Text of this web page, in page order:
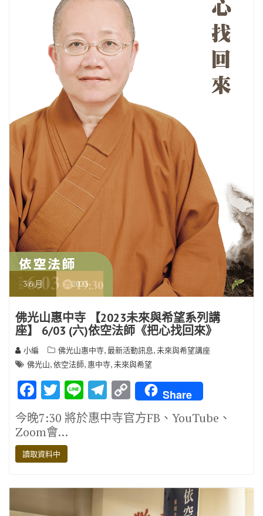
36 月 2023
佛光山惠中寺 【2023未來與希望系列講
座】 6/03 (六)依空法師《把心找回來》
小編 佛光山惠中寺,最新活動訊息,未來與希望講座
佛光山,依空法師, 惠中寺,未來與希望
F
ac
e
b
o
o
T
w
it
te
r
Li
n
e
T
el
e
m
C
o
p
n
k
Share
今晚7:30 將於惠中寺官方FB、YouTube、
Zoom會…
讀取資料中